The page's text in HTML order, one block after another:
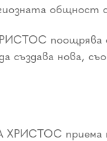
поощрява
създава нова,
приема